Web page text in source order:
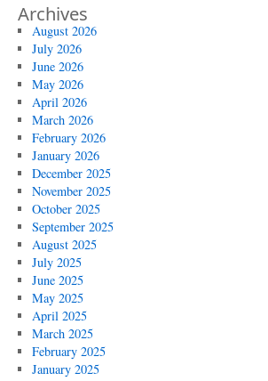
Archives
August 2026
July 2026
June 2026
May 2026
April 2026
March 2026
February 2026
January 2026
December 2025
November 2025
October 2025
September 2025
August 2025
July 2025
June 2025
May 2025
April 2025
March 2025
February 2025
January 2025